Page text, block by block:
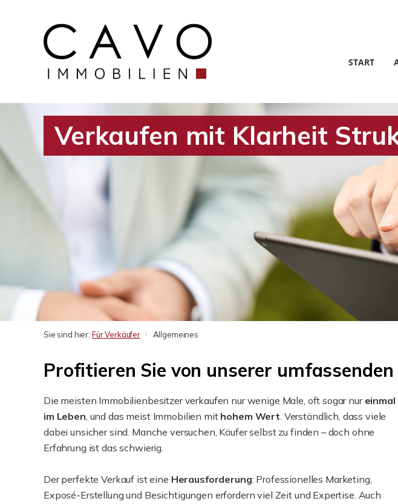
START
Verkaufen mit Klarheit
Sie sind hier: Für Verkäufer Allgemeines
Profitieren Sie von unserer
Die meisten Immobilienbesitzer verkaufen nur wenige Male, oft sogar nur einmal
im Leben, und das meist Immobilien mit hohem Wert. Verständlich, dass viele
dabei unsicher sind. Manche versuchen, Käufer selbst zu finden – doch ohne
Erfahrung ist das schwierig.
Der perfekte Verkauf ist eine Herausforderung: Professionelles Marketing,
Exposé-Erstellung und Besichtigungen erfordern viel Zeit und Expertise. Auch